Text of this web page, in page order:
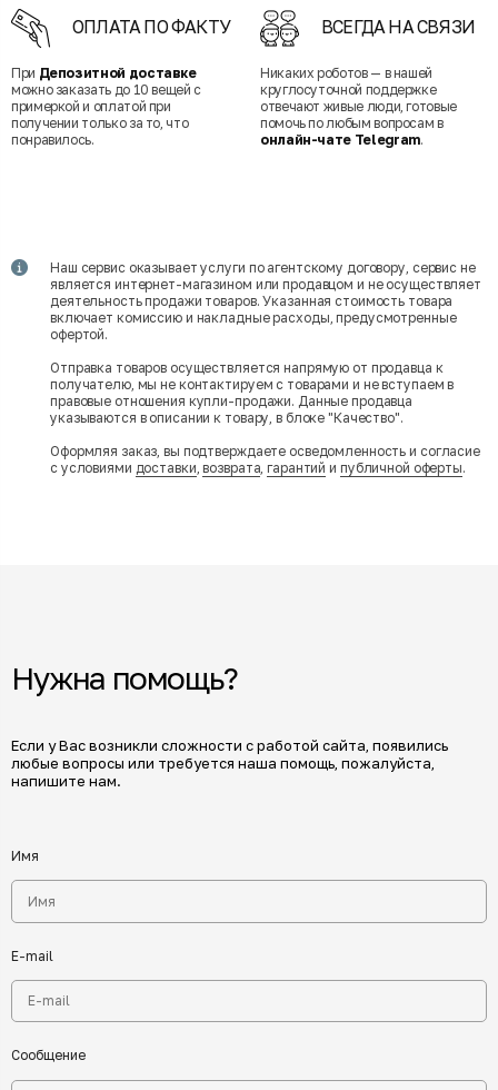
ОПЛАТА ПО ФАКТУ
При Депозитной доставке
можно заказать до 10 вещей с
примеркой и оплатой при
получении только за то, что
понравилось.
ВСЕГДА НА СВЯЗИ
Никаких роботов — в нашей
круглосуточной поддержке
отвечают живые люди, готовые
помочь по любым вопросам в
онлайн-чате Telegram.
Наш сервис оказывает услуги по агентскому договору, сервис не
является интернет-магазином или продавцом и не осуществляет
деятельность продажи товаров. Указанная стоимость товара
включает комиссию и накладные расходы, предусмотренные
офертой.
Отправка товаров осуществляется напрямую от продавца к
получателю, мы не контактируем с товарами и не вступаем в
правовые отношения купли-продажи. Данные продавца
указываются в описании к товару, в блоке "Качество".
Оформляя заказ, вы подтверждаете осведомленность и согласие
с условиями доставки,возврата,гарантий и публичной оферты.
Нужна помощь?
Если у Вас возникли сложности с работой сайта, появились
любые вопросы или требуется наша помощь, пожалуйста,
напишите нам.
Имя
E-mail
Сообщение